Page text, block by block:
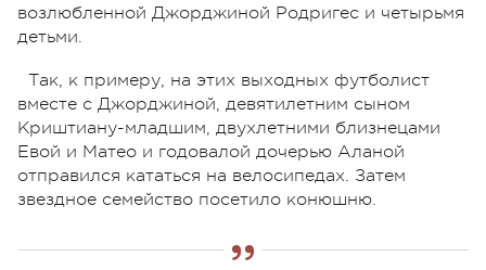
возлюбленной Джорджиной Родригес и четырьмя
детьми.
Так, к примеру, на этих выходных футболист
вместе с Джорджиной, девятилетним сыном
Криштиану-младшим, двухлетними близнецами
Евой и Матео и годовалой дочерью Аланой
отправился кататься на велосипедах. Затем
звездное семейство посетило конюшню.